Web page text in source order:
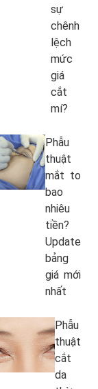
sự
chênh
lệch
mức
giá
cắt
mí?
Phẫu
thuật
mắt to
bao
nhiêu
tiền?
Update
bảng
giá mới
nhất
Phẫu
thuật
cắt
da